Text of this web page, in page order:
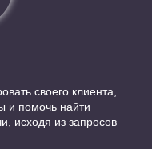
своего клиента,
и помочь найти
исходя из запросов